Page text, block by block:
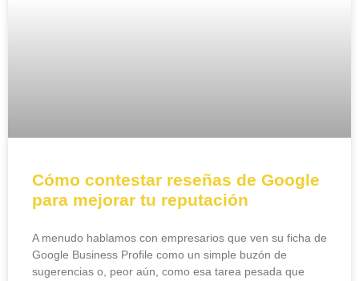
Cómo contestar reseñas de Google
para mejorar tu reputación
A menudo hablamos con empresarios que ven su ficha de
Google Business Profile como un simple buzón de
sugerencias o, peor aún, como esa tarea pesada que